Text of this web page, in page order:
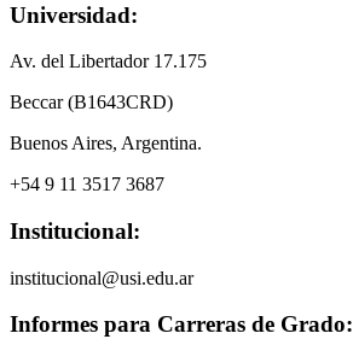
Universidad:
Av. del Libertador 17.175
Beccar (B1643CRD)
Buenos Aires, Argentina.
+54 9 11 3517 3687
Institucional:
institucional@usi.edu.ar
Informes para Carreras de Grado: